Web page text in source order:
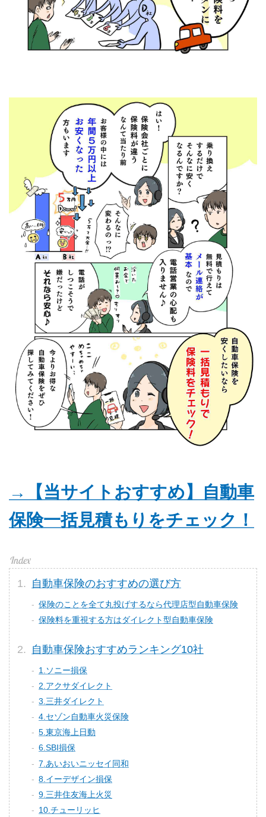
→【当サイトおすすめ】自動車
保険一括見積もりをチェック！
自動車保険のおすすめの選び方
保険のことを全て丸投げするなら代理店型自動車保険
保険料を重視する方はダイレクト型自動車保険
自動車保険おすすめランキング10社
1.ソニー損保
2.アクサダイレクト
3.三井ダイレクト
4.セゾン自動車火災保険
5.東京海上日動
6.SBI損保
7.あいおいニッセイ同和
8.イーデザイン損保
9.三井住友海上火災
10.チューリッヒ